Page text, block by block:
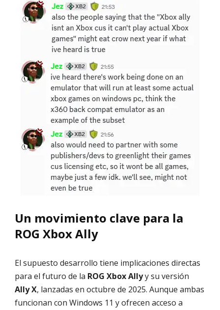
Un movimiento clave para la
ROG Xbox Ally
El supuesto desarrollo tiene implicaciones directas
para el futuro de la ROG Xbox Allyy su versión
Ally X, lanzadas en octubre de 2025. Aunque ambas
funcionan con Windows 11 y ofrecen acceso a